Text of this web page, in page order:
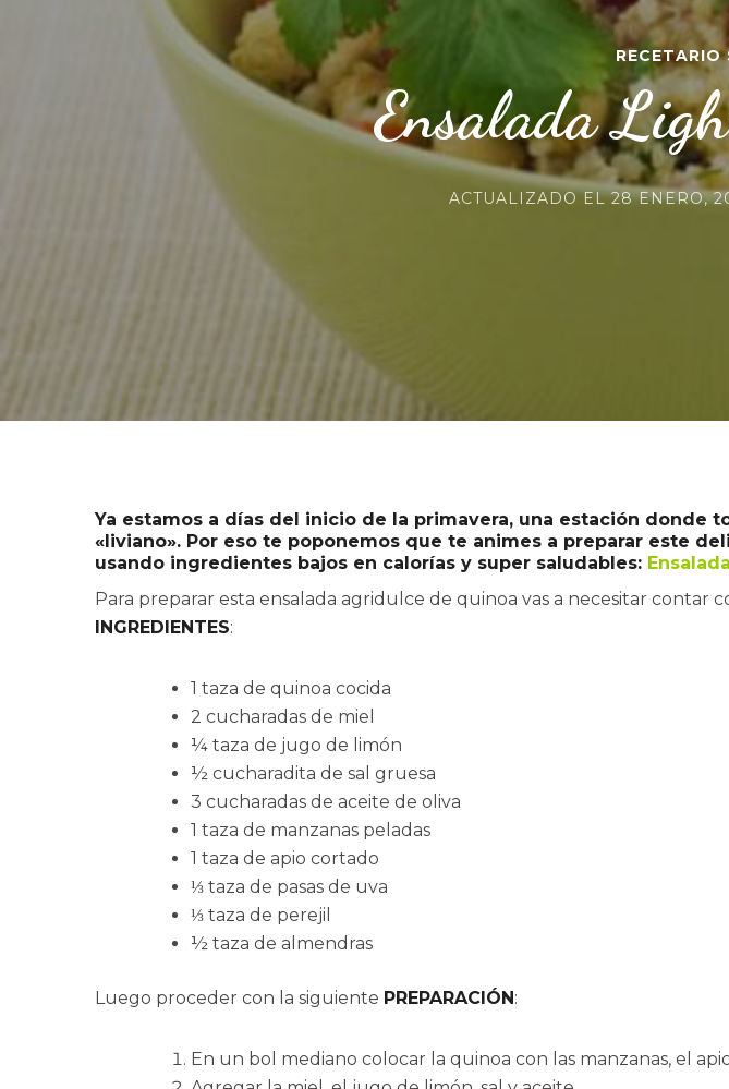
RECETARIO
Ensalada
ACTUALIZADO EL28 ENERO,
Ya estamos a días del inicio de la primavera, una estación donde
«liviano». Por eso te poponemos que te animes a preparar este
usando ingredientes bajos en calorías y super saludables:
Para preparar esta ensalada agridulce de quinoa vas a necesitar contar
INGREDIENTES:
1 taza de quinoa cocida
2 cucharadas de miel
¼ taza de jugo de limón
½ cucharadita de sal gruesa
3 cucharadas de aceite de oliva
1 taza de manzanas peladas
1 taza de apio cortado
⅓ taza de pasas de uva
⅓ taza de perejil
½ taza de almendras
Luego proceder con la siguiente PREPARACIÓN:
En un bol mediano colocar la quinoa con las manzanas, el apio